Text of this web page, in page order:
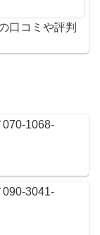
口コミや評判
1068-
3041-